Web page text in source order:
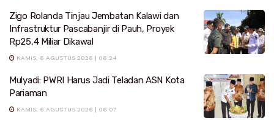
Zigo Rolanda Tinjau Jembatan Kalawi dan
Infrastruktur Pascabanjir di Pauh, Proyek
Rp25,4 Miliar Dikawal
KAMIS, 6 AGUSTUS 2026 | 06:24
Mulyadi: PWRI Harus Jadi Teladan ASN Kota
Pariaman
KAMIS, 6 AGUSTUS 2026 | 06:07